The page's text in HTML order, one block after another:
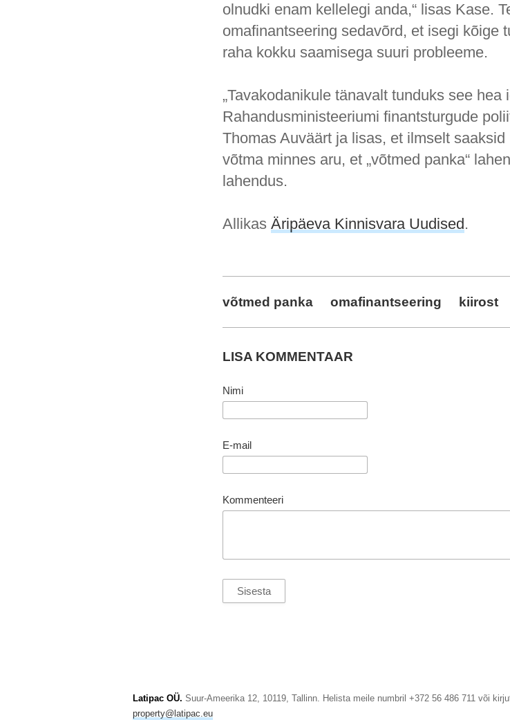
olnudki enam kellelegi anda,“ lisas Kase.
omafinantseering sedavõrd, et isegi kõige
raha kokku saamisega suuri probleeme.
„Tavakodanikule tänavalt tunduks see hea
Rahandusministeeriumi finantsturgude
Thomas Auväärt ja lisas, et ilmselt
võtma minnes aru, et „võtmed panka“
lahendus.
AllikasÄripäeva Kinnisvara Uudised.
võtmed panka omafinantseering kiirost
LISA KOMMENTAAR
Nimi
E-mail
Kommenteeri
Latipac OÜ. Suur-Ameerika 12, 10119, Tallinn. Helista meile numbril +372 56 486 711 või
property@latipac.eu